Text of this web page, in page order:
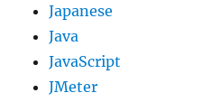
Japanese
Java
JavaScript
JMeter